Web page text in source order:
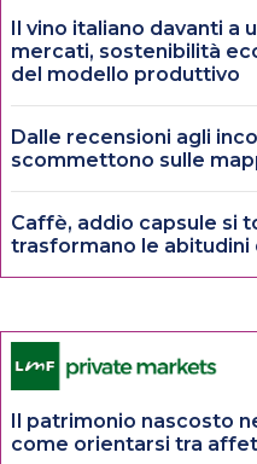
Il vino italiano davanti a
mercati, sostenibilità
del modello produttivo
Dalle recensioni agli
scommettono sulle
Caffè, addio capsule si
trasformano le abitudini
Il patrimonio nascosto
come orientarsi tra